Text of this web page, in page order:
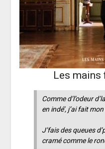
Les mains
Comme d’l’odeur
en indé’, j’ai fait
J’fais des queues
cramé comme le